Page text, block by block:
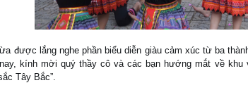
được lắng nghe phần biểu diễn giàu cảm xúc từ ba
kính mời quý thầy cô và các bạn hướng mắt về khu
Tây Bắc”.